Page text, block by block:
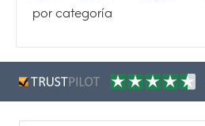
por categoría